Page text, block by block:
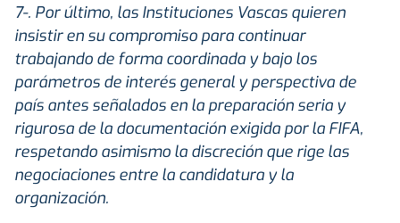
7-. Por último, las Instituciones Vascas quieren
insistir en su compromiso para continuar
trabajando de forma coordinada y bajo los
parámetros de interés general y perspectiva de
país antes señalados en la preparación seria y
rigurosa de la documentación exigida por la FIFA,
respetando asimismo la discreción que rige las
negociaciones entre la candidatura y la
organización.